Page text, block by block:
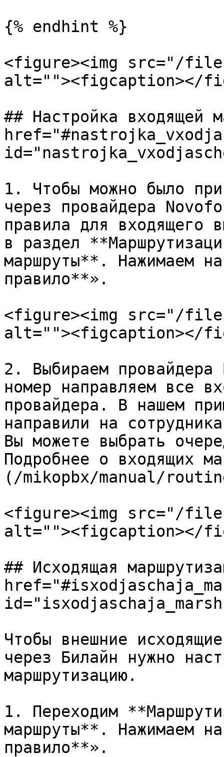
{% endhint %}
<figure><img src="/files/
alt=""><figcaption></
## Настройка входящей
1. Чтобы можно было
через провайдера
правила для входящего
в раздел
маршруты**. Нажимаем
правило**».
<figure><img src="/files/
alt=""><figcaption></
2. Выбираем
номер направляем все
провайдера. В нашем
направили на
Вы можете выбрать
Подробнее о входящих
(/mikopbx/manual/
<figure><img src="/files/
alt=""><figcaption></
## Исходящая
Чтобы внешние
через Билайн нужно
маршрутизацию.
1. Переходим
маршруты**. Нажимаем
правило**».